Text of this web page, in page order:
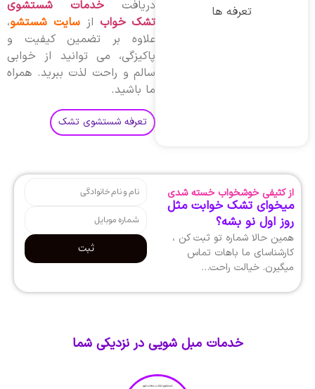
دریافت
خدمات شستشوی
تشک خواباز سایت شستشو،
علاوه بر تضمین کیفیت و
پاکیزگی، می توانید از خوابی
سالم و راحت لذت ببرید. همراه
ما باشید.
تعرفه شستشوی تشک
تعرفه ها
از کثیفی خوشخواب خسته شدی
میخوای تشک خوابت مثل
روز اول نو بشه؟
همین حالا شماره تو ثبت کن ،
کارشناسای ما باهات تماس
میگیرن. خیالت راحت…
ثبت
خدمات مبل شویی در نزدیکی شما